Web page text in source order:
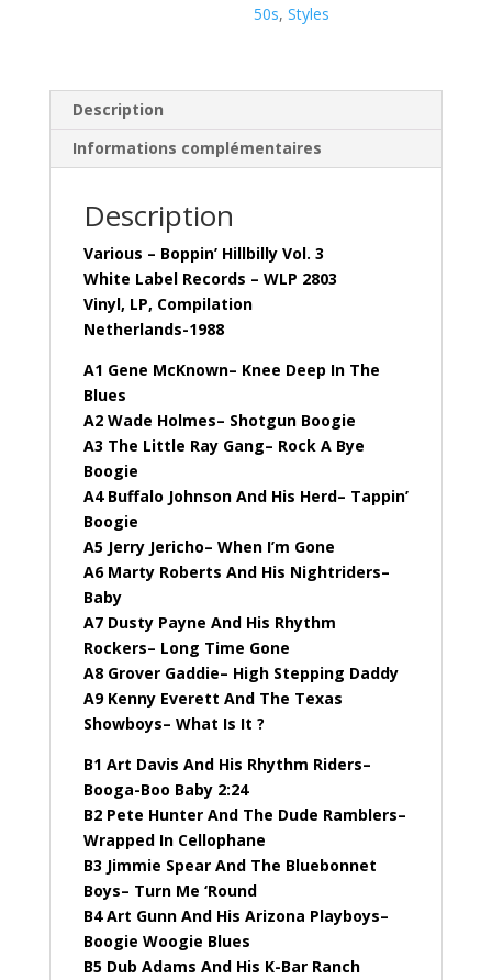
50s,Styles
Description
Informations complémentaires
Description
Various – Boppin’ Hillbilly Vol. 3
White Label Records – WLP 2803
Vinyl, LP, Compilation
Netherlands-1988
A1 Gene McKnown– Knee Deep In The
Blues
A2 Wade Holmes– Shotgun Boogie
A3 The Little Ray Gang– Rock A Bye
Boogie
A4 Buffalo Johnson And His Herd– Tappin’
Boogie
A5 Jerry Jericho– When I’m Gone
A6 Marty Roberts And His Nightriders–
Baby
A7 Dusty Payne And His Rhythm
Rockers– Long Time Gone
A8 Grover Gaddie– High Stepping Daddy
A9 Kenny Everett And The Texas
Showboys– What Is It ?
B1 Art Davis And His Rhythm Riders–
Booga-Boo Baby 2:24
B2 Pete Hunter And The Dude Ramblers–
Wrapped In Cellophane
B3 Jimmie Spear And The Bluebonnet
Boys– Turn Me ‘Round
B4 Art Gunn And His Arizona Playboys–
Boogie Woogie Blues
B5 Dub Adams And His K-Bar Ranch